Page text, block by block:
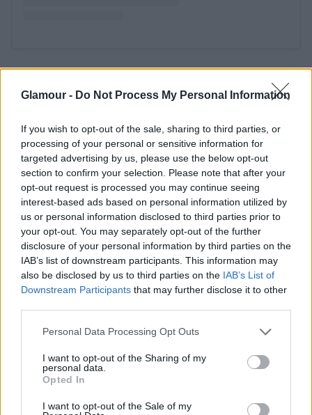
Glamour - Do Not Process My Personal Information
If you wish to opt-out of the sale, sharing to third parties, or
processing of your personal or sensitive information for
targeted advertising by us, please use the below opt-out
section to confirm your selection. Please note that after your
opt-out request is processed you may continue seeing
interest-based ads based on personal information utilized by
us or personal information disclosed to third parties prior to
your opt-out. You may separately opt-out of the further
disclosure of your personal information by third parties on the
IAB’s list of downstream participants. This information may
also be disclosed by us to third parties on the IAB’s List of
Downstream Participants that may further disclose it to other
Please note that this website/app uses one or more Google
not limited to your visit or usage behaviour. You may click to
grant or deny consent to Google and its third-party tags to
use your data for below specified purposes in below Google
consent section.
Personal Data Processing Opt Outs
I want to opt-out of the Sharing of my
personal data.
Opted In
I want to opt-out of the Sale of my
Katonai karrier a
BárIII. Károly király unokahúgaként a trónöröklési
rend 17. helyén áll, a jövőben nem várható el tőle,
hogy a királyi család teljes munkaidős, dolgozó tagja
legyen. Ehelyett civil karriert épít: lediplomázása
után most egy pihenőévet tervez, amit utazással,
munkával és önkénteskedéssel fog tölteni.